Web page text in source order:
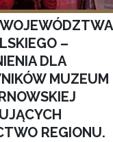
–
DLA
MUZEUM
REGIONU.